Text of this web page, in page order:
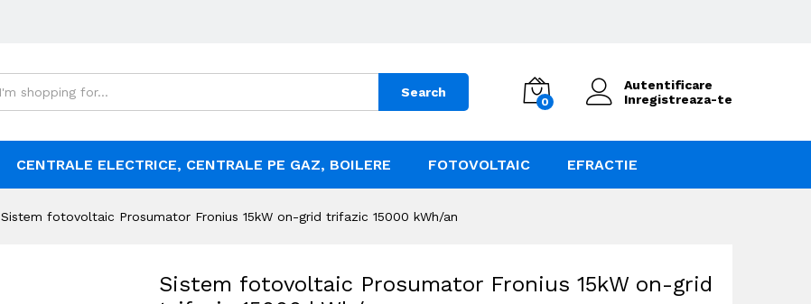
Search
0
Autentificare
Inregistreaza-te
CENTRALE ELECTRICE, CENTRALE PE GAZ, BOILERE FOTOVOLTAIC EFRACTIE
Sistem fotovoltaic Prosumator Fronius 15kW on-grid trifazic 15000 kWh/an
Sistem fotovoltaic Prosumator Fronius 15kW on-grid